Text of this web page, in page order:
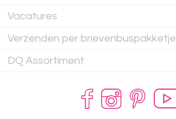
Vacatures
Verzenden per brievenbuspakketje
DQ Assortiment